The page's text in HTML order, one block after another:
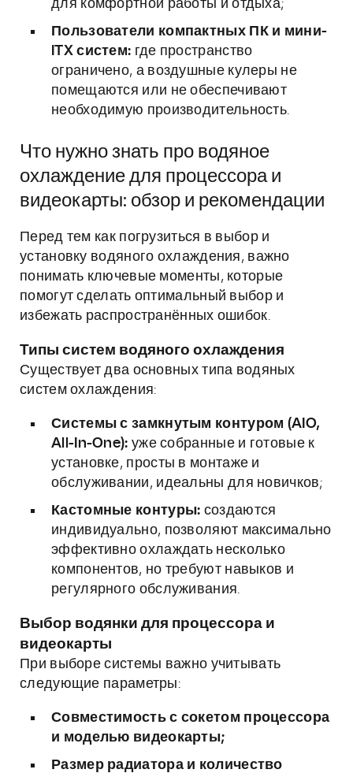
для комфортной работы и отдыха;
Пользователи компактных ПК и мини-
ITX систем: где пространство
ограничено, а воздушные кулеры не
помещаются или не обеспечивают
необходимую производительность.
Что нужно знать про водяное
охлаждение для процессора и
видеокарты: обзор и рекомендации
Перед тем как погрузиться в выбор и
установку водяного охлаждения, важно
понимать ключевые моменты, которые
помогут сделать оптимальный выбор и
избежать распространённых ошибок.
Типы систем водяного охлаждения
Существует два основных типа водяных
систем охлаждения:
Системы с замкнутым контуром (AIO,
All-In-One): уже собранные и готовые к
установке, просты в монтаже и
обслуживании, идеальны для новичков;
Кастомные контуры: создаются
индивидуально, позволяют максимально
эффективно охлаждать несколько
компонентов, но требуют навыков и
регулярного обслуживания.
Выбор водянки для процессора и
видеокарты
При выборе системы важно учитывать
следующие параметры:
Совместимость с сокетом процессора
и моделью видеокарты;
Размер радиатора и количество